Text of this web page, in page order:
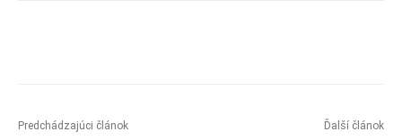
Predchádzajúci článok Ďalší článok